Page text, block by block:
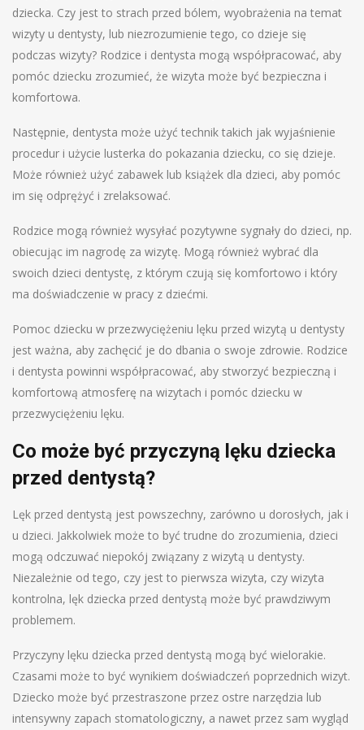
dziecka. Czy jest to strach przed bólem, wyobrażenia na temat
wizyty u dentysty, lub niezrozumienie tego, co dzieje się
podczas wizyty? Rodzice i dentysta mogą współpracować, aby
pomóc dziecku zrozumieć, że wizyta może być bezpieczna i
komfortowa.
Następnie, dentysta może użyć technik takich jak wyjaśnienie
procedur i użycie lusterka do pokazania dziecku, co się dzieje.
Może również użyć zabawek lub książek dla dzieci, aby pomóc
im się odprężyć i zrelaksować.
Rodzice mogą również wysyłać pozytywne sygnały do dzieci, np.
obiecując im nagrodę za wizytę. Mogą również wybrać dla
swoich dzieci dentystę, z którym czują się komfortowo i który
ma doświadczenie w pracy z dziećmi.
Pomoc dziecku w przezwyciężeniu lęku przed wizytą u dentysty
jest ważna, aby zachęcić je do dbania o swoje zdrowie. Rodzice
i dentysta powinni współpracować, aby stworzyć bezpieczną i
komfortową atmosferę na wizytach i pomóc dziecku w
przezwyciężeniu lęku.
Co może być przyczyną lęku dziecka
przed dentystą?
Lęk przed dentystą jest powszechny, zarówno u dorosłych, jak i
u dzieci. Jakkolwiek może to być trudne do zrozumienia, dzieci
mogą odczuwać niepokój związany z wizytą u dentysty.
Niezależnie od tego, czy jest to pierwsza wizyta, czy wizyta
kontrolna, lęk dziecka przed dentystą może być prawdziwym
problemem.
Przyczyny lęku dziecka przed dentystą mogą być wielorakie.
Czasami może to być wynikiem doświadczeń poprzednich wizyt.
Dziecko może być przestraszone przez ostre narzędzia lub
intensywny zapach stomatologiczny, a nawet przez sam wygląd